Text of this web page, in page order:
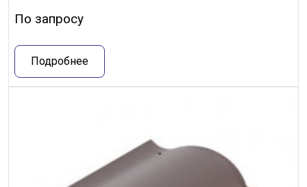
По запросу
Подробнее